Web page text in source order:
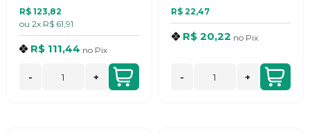
R$ 123,82
ou 2x R$ 61,91
R$ 111,44 no Pix
- +
R$ 22,47
R$ 20,22 no Pix
- +